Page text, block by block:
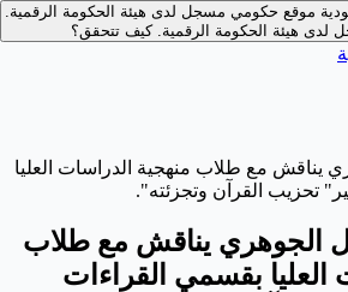
موقع حكومي مسجل لدى هيئة الحكومة الرقمية.
هيئة الحكومة الرقمية.كيف تتحقق؟
يناقش مع طلاب منهجية الدراسات العليا
تحزيب القرآن وتجزئته".
الجوهري يناقش مع طلاب
العليا بقسمي القراءات